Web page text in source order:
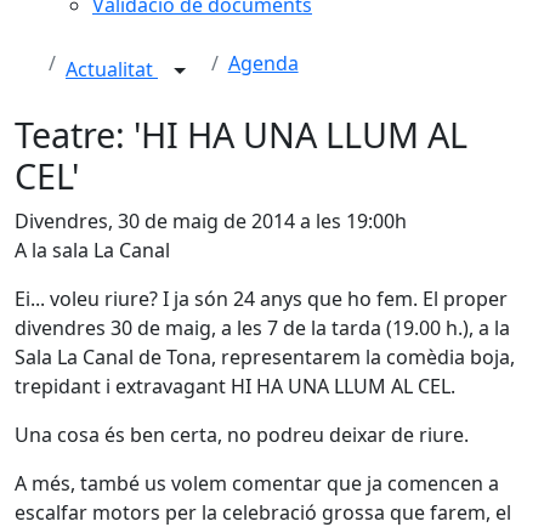
Actualitat Agenda
Teatre: 'HI HA UNA LLUM AL
CEL'
Divendres, 30 de maig de 2014 a les 19:00h
A la sala La Canal
Ei... voleu riure? I ja són 24 anys que ho fem. El proper
divendres 30 de maig, a les 7 de la tarda (19.00 h.), a la
Sala La Canal de Tona, representarem la comèdia boja,
trepidant i extravagant HI HA UNA LLUM AL CEL.
Una cosa és ben certa, no podreu deixar de riure.
A més, també us volem comentar que ja comencen a
escalfar motors per la celebració grossa que farem, el